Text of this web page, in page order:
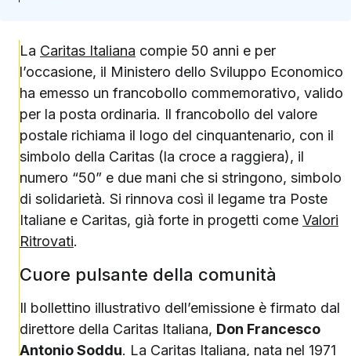
La Caritas Italiana compie 50 anni e per
l’occasione, il Ministero dello Sviluppo Economico
ha emesso un francobollo commemorativo, valido
per la posta ordinaria. Il francobollo del valore
postale richiama il logo del cinquantenario, con il
simbolo della Caritas (la croce a raggiera), il
numero “50” e due mani che si stringono, simbolo
di solidarietà. Si rinnova così il legame tra Poste
Italiane e Caritas, già forte in progetti come Valori
Ritrovati.
Cuore pulsante della comunità
Il bollettino illustrativo dell’emissione è firmato dal
direttore della Caritas Italiana, Don Francesco
Antonio Soddu. La Caritas Italiana, nata nel 1971